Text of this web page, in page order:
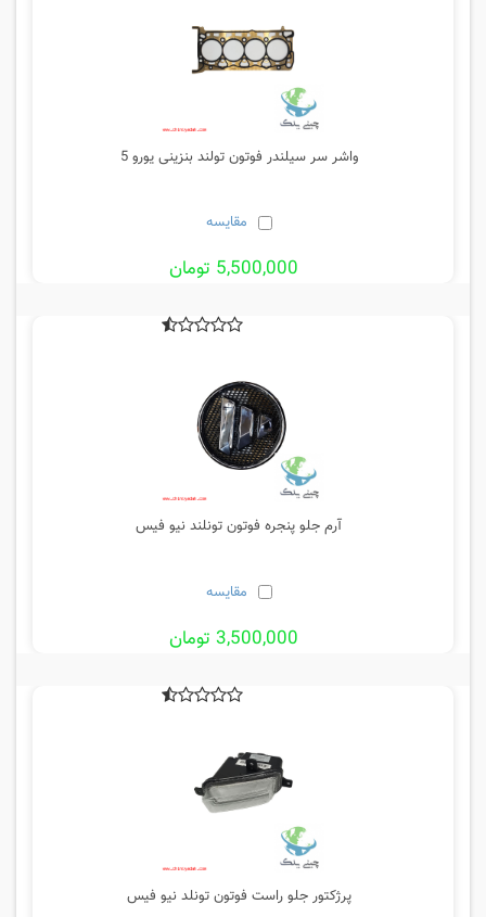
واشر سر سیلندر فوتون تولند بنزینی یورو 5
مقایسه
5,500,000 تومان
آرم جلو پنجره فوتون تونلند نیو فیس
مقایسه
3,500,000 تومان
پرژکتور جلو راست فوتون تونلد نیو فیس